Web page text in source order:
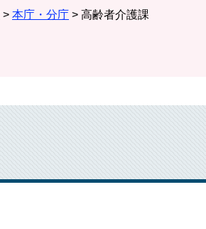
> 本庁・分庁 > 高齢者介護課